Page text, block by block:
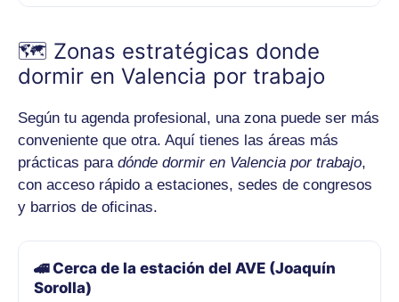
Asegúrate de que#hoteles-trabajocontiene tarjetas
con <h3>.
🗺️ Zonas estratégicas donde
dormir en Valencia por trabajo
Según tu agenda profesional, una zona puede ser más
conveniente que otra. Aquí tienes las áreas más
prácticas para dónde dormir en Valencia por trabajo,
con acceso rápido a estaciones, sedes de congresos
y barrios de oficinas.
🚄 Cerca de la estación del AVE (Joaquín
Sorolla)